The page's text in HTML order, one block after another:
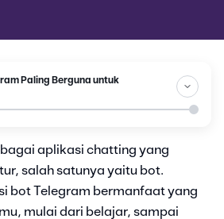
Paling Berguna untuk
aplikasi chatting yang
salah satunya yaitu bot.
bot Telegram bermanfaat yang
mulai dari belajar, sampai